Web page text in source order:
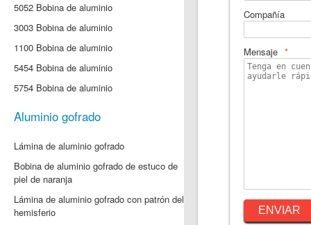
5052 Bobina de aluminio
3003 Bobina de aluminio
1100 Bobina de aluminio
5454 Bobina de aluminio
5754 Bobina de aluminio
Aluminio gofrado
Lámina de aluminio gofrado
Bobina de aluminio gofrado de estuco de
piel de naranja
Lámina de aluminio gofrado con patrón del
hemisferio
Compañía
Mensaje